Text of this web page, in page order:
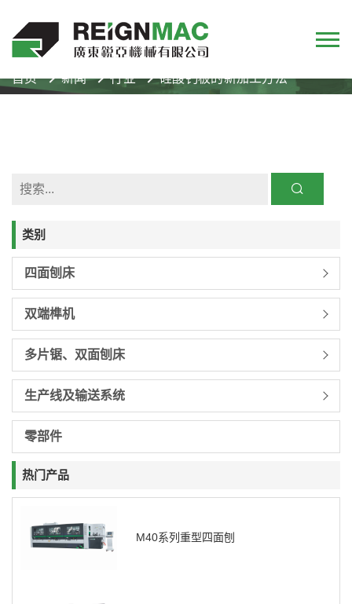
首页 新闻 行业 硅酸钙板的新加工方法
类别
四面刨床
双端榫机
多片锯、双面刨床
生产线及输送系统
零部件
热门产品
M40系列重型四面刨